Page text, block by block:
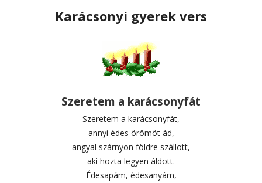
Karácsonyi gyerek vers
Szeretem a karácsonyfát
Szeretem a karácsonyfát,
annyi édes örömöt ád,
angyal szárnyon földre szállott,
aki hozta legyen áldott.
Édesapám, édesanyám,